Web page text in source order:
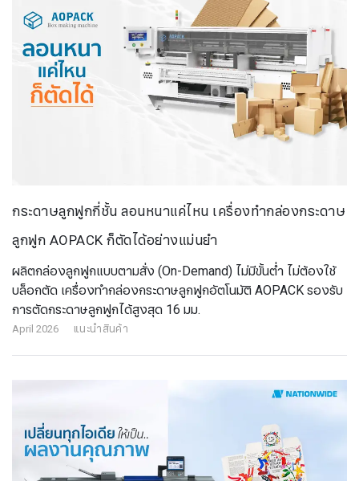
กระดาษลูกฟูกกี่ชั้น ลอนหนาแค่ไหน เครื่องทำกล่องกระดาษ
ลูกฟูก AOPACK ก็ตัดได้อย่างแม่นยำ
ผลิตกล่องลูกฟูกแบบตามสั่ง (On-Demand) ไม่มีขั้นต่ำ ไม่ต้องใช้
บล็อกตัด เครื่องทำกล่องกระดาษลูกฟูกอัตโนมัติ AOPACK รองรับ
การตัดกระดาษลูกฟูกได้สูงสุด 16 มม.
April 2026 แนะนำสินค้า